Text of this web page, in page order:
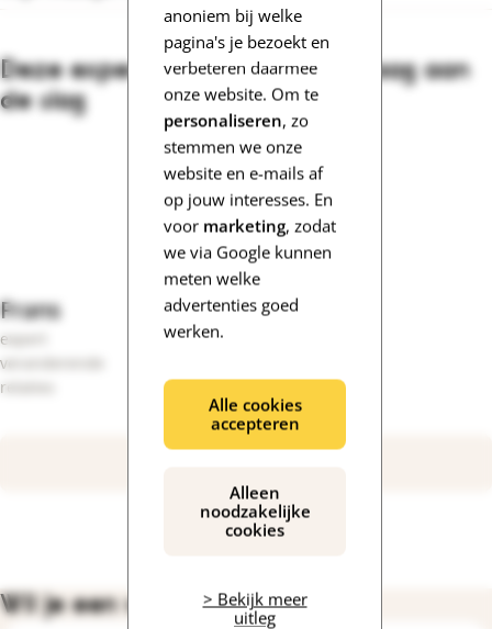
anoniem bij welke
pagina's je bezoekt en
verbeteren daarmee
onze website. Om te
personaliseren, zo
stemmen we onze
website en e-mails af
op jouw interesses. En
voor marketing, zodat
we via Google kunnen
meten welke
advertenties goed
werken.
Alle cookies
accepteren
Alleen
noodzakelijke
cookies
> Bekijk meer
uitleg
Deze experts gaan met jouw vraag aan
de slag
Frans
expert
veranderende
relaties
Wil je een vraag stellen?